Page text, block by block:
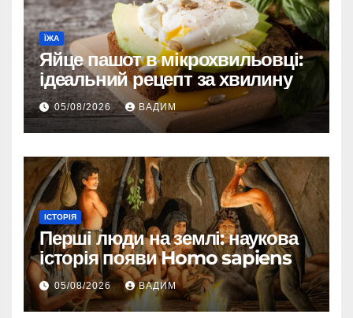
ЇЖА
Яйце пашот в мікрохвильовці:
ідеальний рецепт за хвилину
05/08/2026 ВАДИМ
ІСТОРІЯ
Перші люди на землі: наукова
історія появи Homo sapiens
05/08/2026 ВАДИМ